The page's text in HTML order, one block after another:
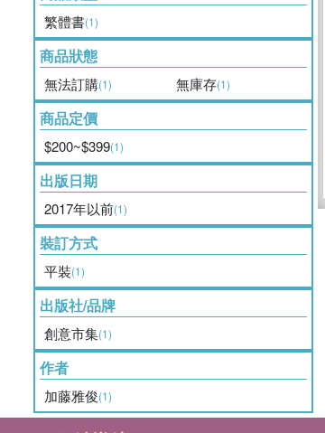
繁體書(1)
商品狀態
無法訂購(1) 無庫存(1)
商品定價
$200~$399(1)
出版日期
2017年以前(1)
裝訂方式
平裝(1)
出版社/品牌
創意市集(1)
作者
加藤雅俊(1)